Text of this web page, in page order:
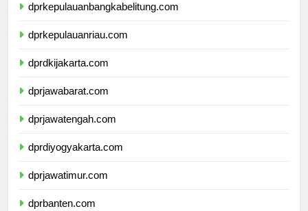
dprkepulauanbangkabelitung.com
dprkepulauanriau.com
dprdkijakarta.com
dprjawabarat.com
dprjawatengah.com
dprdiyogyakarta.com
dprjawatimur.com
dprbanten.com